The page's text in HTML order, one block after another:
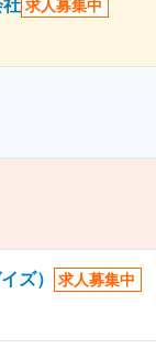
求人募集中
ズ） 求人募集中